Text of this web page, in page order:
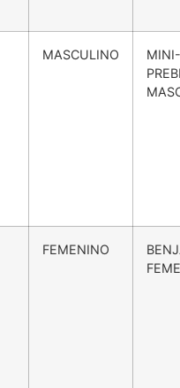
MASCULINO
MINI-
FEMENINO